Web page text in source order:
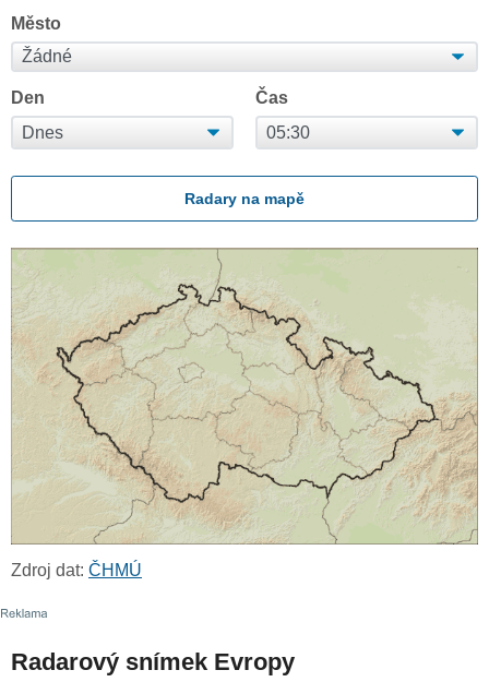
Město
Den Čas
Radary na mapě
Zdroj dat: ČHMÚ
Radarový snímek Evropy